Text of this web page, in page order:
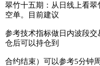
翠竹十五期：从日线上看
空单。目前建议
参考技术指标做日内波段
仓后可以持仓到
合约结束）可以参考5分钟